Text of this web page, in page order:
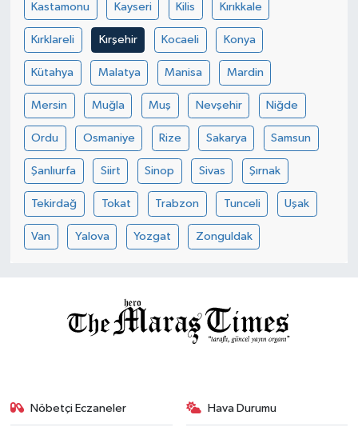
Kastamonu Kayseri Kilis Kırıkkale
Kırklareli Kırşehir Kocaeli Konya
Kütahya Malatya Manisa Mardin
Mersin Muğla Muş Nevşehir Niğde
Ordu Osmaniye Rize Sakarya Samsun
Şanlıurfa Siirt Sinop Sivas Şırnak
Tekirdağ Tokat Trabzon Tunceli Uşak
Van Yalova Yozgat Zonguldak
Nöbetçi Eczaneler Hava Durumu